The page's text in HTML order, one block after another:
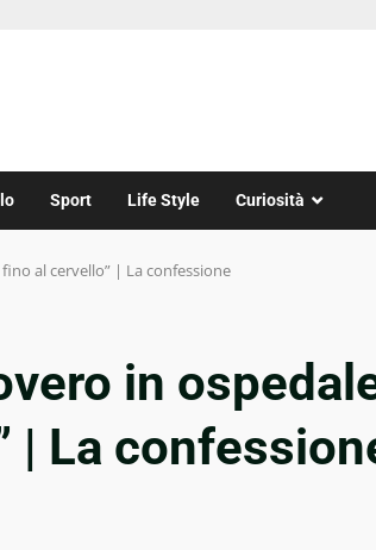
Sport Life Style Curiosità
al cervello” | La confessione
in
| La